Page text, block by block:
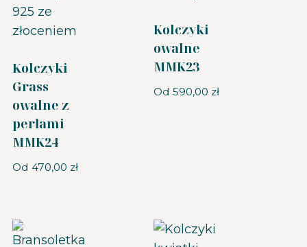
Kolczyki
Grass
owalne z
perłami
MMK24
Od 470,00 zł
Kolczyki
owalne
MMK23
Od 590,00 zł